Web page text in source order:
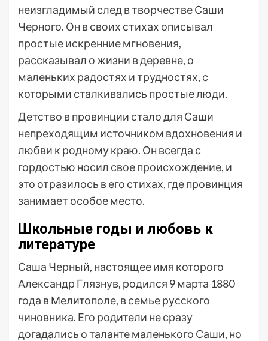
неизгладимый след в творчестве Саши
Черного. Он в своих стихах описывал
простые искренние мгновения,
рассказывал о жизни в деревне, о
маленьких радостях и трудностях, с
которыми сталкивались простые люди.
Детство в провинции стало для Саши
непреходящим источником вдохновения и
любви к родному краю. Он всегда с
гордостью носил свое происхождение, и
это отразилось в его стихах, где провинция
занимает особое место.
Школьные годы и любовь к
литературе
Саша Черный, настоящее имя которого
Александр Глязнув, родился 9 марта 1880
года в Мелитополе, в семье русского
чиновника. Его родители не сразу
догадались о таланте маленького Саши, но